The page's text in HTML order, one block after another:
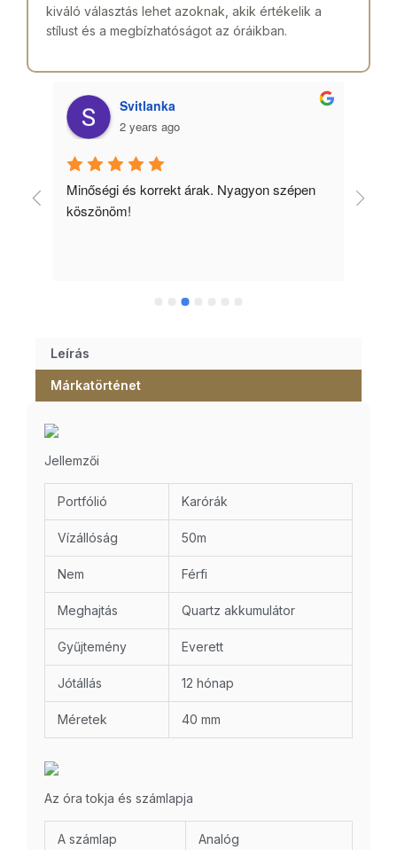
kiváló választás lehet azoknak, akik értékelik a
stílust és a megbízhatóságot az óráikban.
Svitlanka
2 years ago
Minőségi és korrekt árak. Nyagyon szépen
köszönöm!
Leírás
Márkatörténet
Jellemzői
Portfólió Karórák
Vízállóság 50m
Nem Férfi
Meghajtás Quartz akkumulátor
Gyűjtemény Everett
Jótállás 12 hónap
Méretek 40 mm
Az óra tokja és számlapja
A számlap Analóg